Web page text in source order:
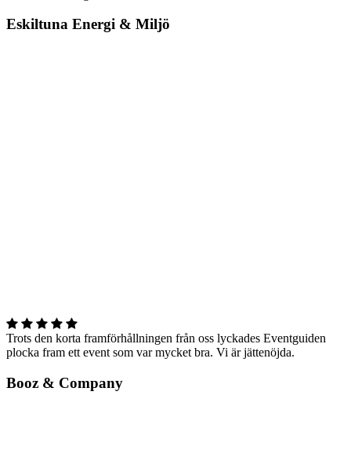
Eskiltuna Energi & Miljö
Trots den korta framförhållningen från oss lyckades Eventguiden
plocka fram ett event som var mycket bra. Vi är jättenöjda.
Booz & Company